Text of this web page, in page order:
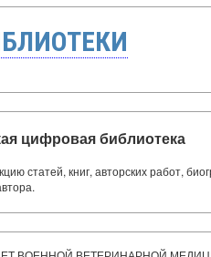
цифровая библиотека
статей, книг, авторских работ,